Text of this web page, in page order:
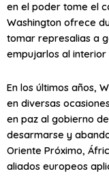
en el poder tome el
Washington ofrece
tomar represalias a
empujarlos al
En los últimos años,
en diversas
en paz al gobierno
desarmarse y
Oriente Próximo,
aliados europeos